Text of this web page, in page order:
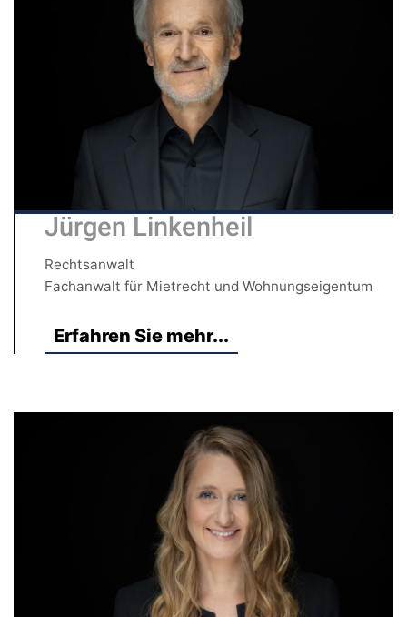
Jürgen Linkenheil
Rechtsanwalt
Fachanwalt für Mietrecht und Wohnungseigentum
Erfahren Sie mehr...